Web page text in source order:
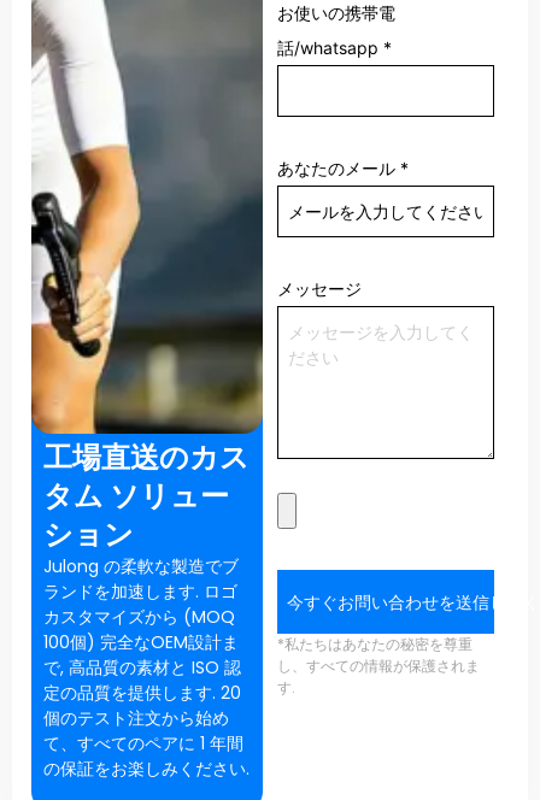
お使いの携帯電
話/whatsapp *
あなたのメール *
メッセージ
今すぐお問い合わせを送信して
*私たちはあなたの秘密を尊重
し、すべての情報が保護されま
す.
工場直送のカス
タム ソリュー
ション
Julong の柔軟な製造でブ
ランドを加速します. ロゴ
カスタマイズから (MOQ
100個) 完全なOEM設計ま
で, 高品質の素材と ISO 認
定の品質を提供します. 20
個のテスト注文から始め
て、すべてのペアに 1 年間
の保証をお楽しみください.